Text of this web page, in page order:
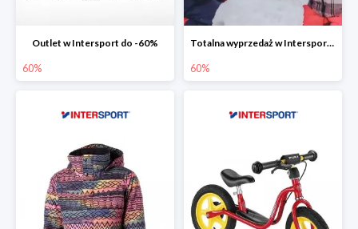
Outlet w Intersport do -60%
60%
Totalna wyprzedaż w Intersport do -60%
60%